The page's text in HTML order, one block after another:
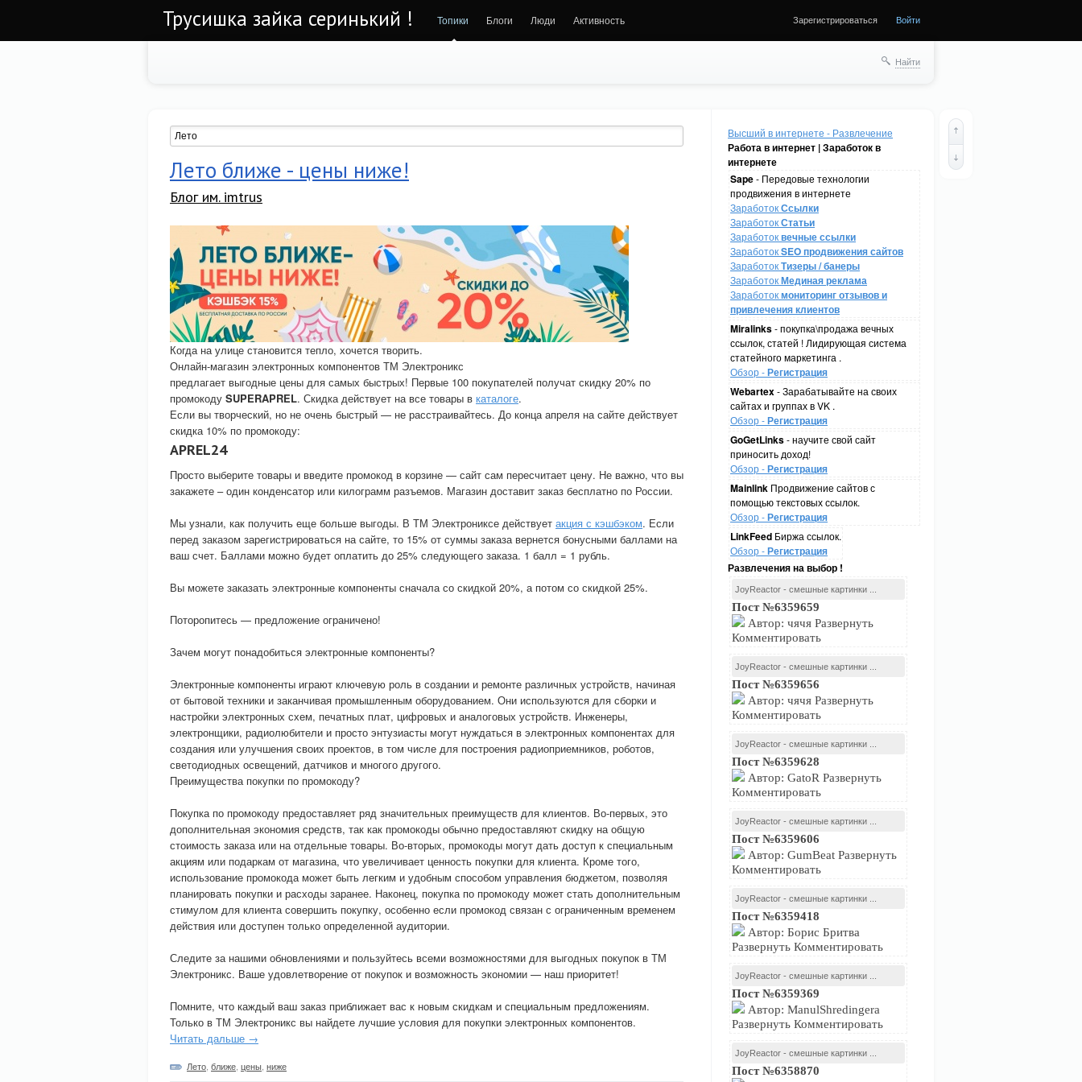
Трусишка зайка серинький ! Топики Блоги Люди Активность Зарегистрироваться Войти
Найти
Высший в интернете - Развлечение
Работа в интернет | Заработок в
интернете
Sape- Передовые технологии
продвижения в интернете
ЗаработокСсылки
ЗаработокСтатьи
Заработоквечные ссылки
ЗаработокSEO продвижения сайтов
ЗаработокТизеры / банеры
ЗаработокМединая реклама
Заработокмониторинг отзывов и
привлечения клиентов
Miralinks- покупка\продажа вечных
ссылок, статей ! Лидирующая система
статейного маркетинга .
Обзор -Регистрация
Webartex- Зарабатывайте на своих
сайтах и группах в VK .
Обзор -Регистрация
GoGetLinks- научите свой сайт
приносить доход!
Обзор -Регистрация
Mainlink Продвижение сайтов с
помощью текстовых ссылок.
Обзор -Регистрация
LinkFeed Биржа ссылок.
Обзор -Регистрация
Развлечения на выбор !
JoyReactor - смешные картинки ...
Пост №6359659
Автор: чячя Развернуть
Комментировать
JoyReactor - смешные картинки ...
Пост №6359656
Автор: чячя Развернуть
Комментировать
JoyReactor - смешные картинки ...
Пост №6359628
Автор: GatoR Развернуть
Комментировать
JoyReactor - смешные картинки ...
Пост №6359606
Автор: GumBeat Развернуть
Комментировать
JoyReactor - смешные картинки ...
Пост №6359418
Автор: Борис Бритва
Развернуть Комментировать
JoyReactor - смешные картинки ...
Пост №6359369
Автор: ManulShredingera
Развернуть Комментировать
JoyReactor - смешные картинки ...
Пост №6358870
Лето ближе - цены ниже!
Блог им. imtrus
Когда на улице становится тепло, хочется творить.
Онлайн-магазин электронных компонентов ТМ Электроникс
предлагает выгодные цены для самых быстрых! Первые 100 покупателей получат скидку 20% по
промокоду SUPERAPREL. Скидка действует на все товары в каталоге.
Если вы творческий, но не очень быстрый — не расстраивайтесь. До конца апреля на сайте действует
скидка 10% по промокоду:
APREL24
Просто выберите товары и введите промокод в корзине — сайт сам пересчитает цену. Не важно, что вы
закажете – один конденсатор или килограмм разъемов. Магазин доставит заказ бесплатно по России.
Мы узнали, как получить еще больше выгоды. В ТМ Электрониксе действует акция с кэшбэком. Если
перед заказом зарегистрироваться на сайте, то 15% от суммы заказа вернется бонусными баллами на
ваш счет. Баллами можно будет оплатить до 25% следующего заказа. 1 балл = 1 рубль.
Вы можете заказать электронные компоненты сначала со скидкой 20%, а потом со скидкой 25%.
Поторопитесь — предложение ограничено!
Зачем могут понадобиться электронные компоненты?
Электронные компоненты играют ключевую роль в создании и ремонте различных устройств, начиная
от бытовой техники и заканчивая промышленным оборудованием. Они используются для сборки и
настройки электронных схем, печатных плат, цифровых и аналоговых устройств. Инженеры,
электронщики, радиолюбители и просто энтузиасты могут нуждаться в электронных компонентах для
создания или улучшения своих проектов, в том числе для построения радиоприемников, роботов,
светодиодных освещений, датчиков и многого другого.
Преимущества покупки по промокоду?
Покупка по промокоду предоставляет ряд значительных преимуществ для клиентов. Во-первых, это
дополнительная экономия средств, так как промокоды обычно предоставляют скидку на общую
стоимость заказа или на отдельные товары. Во-вторых, промокоды могут дать доступ к специальным
акциям или подаркам от магазина, что увеличивает ценность покупки для клиента. Кроме того,
использование промокода может быть легким и удобным способом управления бюджетом, позволяя
планировать покупки и расходы заранее. Наконец, покупка по промокоду может стать дополнительным
стимулом для клиента совершить покупку, особенно если промокод связан с ограниченным временем
действия или доступен только определенной аудитории.
Следите за нашими обновлениями и пользуйтесь всеми возможностями для выгодных покупок в ТМ
Электроникс. Ваше удовлетворение от покупок и возможность экономии — наш приоритет!
Помните, что каждый ваш заказ приближает вас к новым скидкам и специальным предложениям.
Только в ТМ Электроникс вы найдете лучшие условия для покупки электронных компонентов.
Читать дальше →
Лето ближе цены ниже